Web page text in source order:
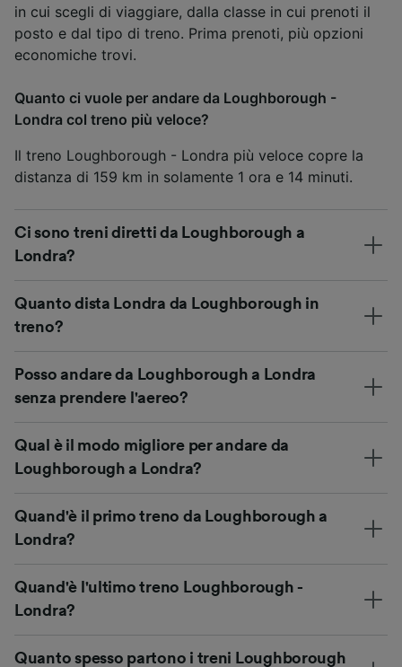
in cui scegli di viaggiare, dalla classe in cui prenoti il
posto e dal tipo di treno. Prima prenoti, più opzioni
economiche trovi.
Quanto ci vuole per andare da Loughborough -
Londra col treno più veloce?
Il treno Loughborough - Londra più veloce copre la
distanza di 159 km in solamente 1 ora e 14 minuti.
Ci sono treni diretti da Loughborough a
Londra?
Quanto dista Londra da Loughborough in
treno?
Posso andare da Loughborough a Londra
senza prendere l'aereo?
Qual è il modo migliore per andare da
Loughborough a Londra?
Quand'è il primo treno da Loughborough a
Londra?
Quand'è l'ultimo treno Loughborough -
Londra?
Quanto spesso partono i treni Loughborough